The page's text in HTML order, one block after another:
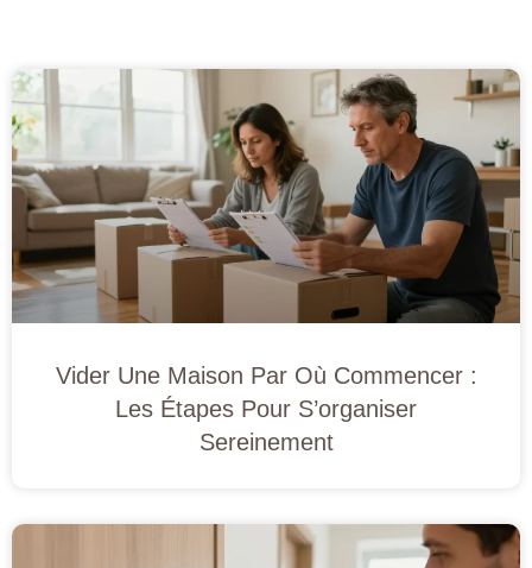
Vider Une Maison Par Où Commencer :
Les Étapes Pour S’organiser
Sereinement